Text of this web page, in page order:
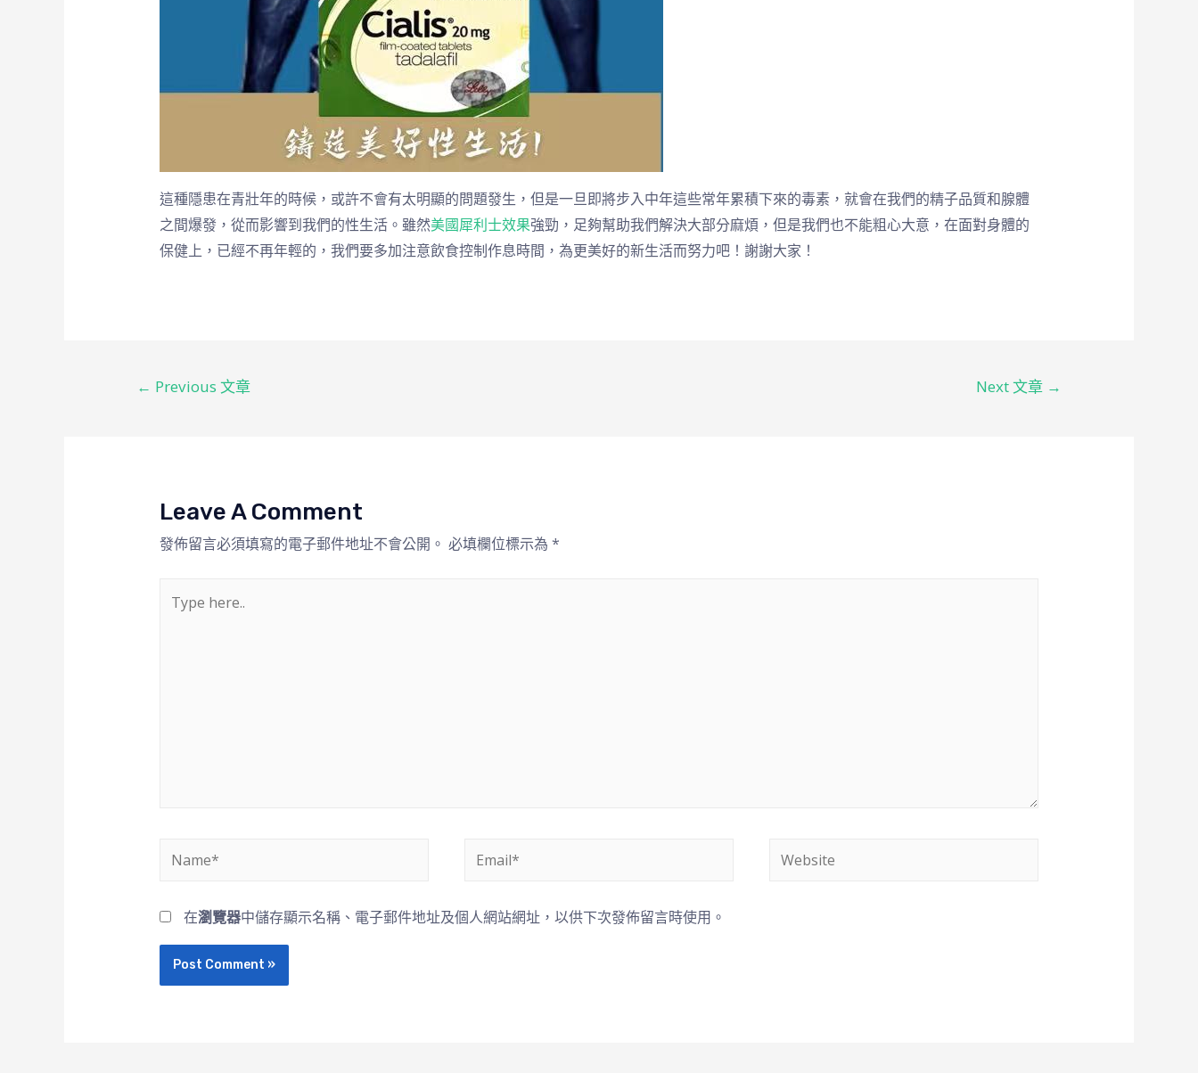
這種隱患在青壯年的時候，或許不會有太明顯的問題發生，但是一旦即將步入中年這些常年累積下來的毒素，就會在我們的精子品質和腺體
之間爆發，從而影響到我們的性生活。雖然美國犀利士效果強勁，足夠幫助我們解決大部分麻煩，但是我們也不能粗心大意，在面對身體的
保健上，已經不再年輕的，我們要多加注意飲食控制作息時間，為更美好的新生活而努力吧！謝謝大家！
← Previous 文章 Next 文章 →
Leave A Comment
發佈留言必須填寫的電子郵件地址不會公開。 必填欄位標示為 *
在瀏覽器中儲存顯示名稱、電子郵件地址及個人網站網址，以供下次發佈留言時使用。